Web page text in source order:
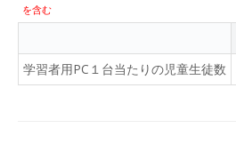
を含む
学習者用PC１台当たりの児童生徒数